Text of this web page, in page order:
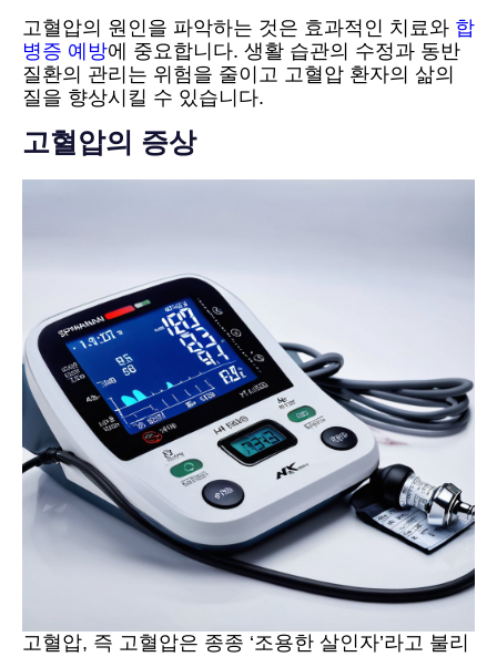
고혈압의 원인을 파악하는 것은 효과적인 치료와 합
병증 예방에 중요합니다. 생활 습관의 수정과 동반
질환의 관리는 위험을 줄이고 고혈압 환자의 삶의
질을 향상시킬 수 있습니다.
고혈압의 증상
고혈압, 즉 고혈압은 종종 ‘조용한 살인자’라고 불리